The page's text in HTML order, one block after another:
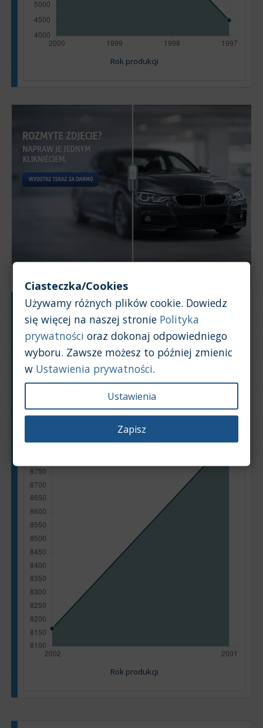
Rok produkcji
Typ silnika:
Benzyna
Pojemność silnika:3,2
Na podstawie: 20 ogłoszeń
Powrót na górę
Wykres Tabela
Średnia wartość rynkowa samochodu [PLN]
Rok produkcji
Ciasteczka/Cookies
Używamy różnych plików cookie. Dowiedz
się więcej na naszej stronie Polityka
prywatności oraz dokonaj odpowiedniego
wyboru. Zawsze możesz to później zmienic
w Ustawienia prywatności.
Ustawienia
Zapisz